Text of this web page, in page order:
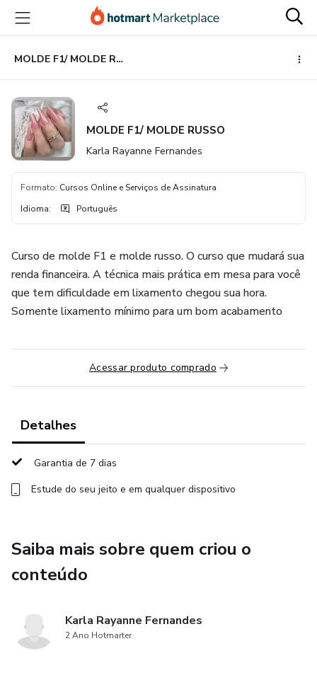
para
conteúdo
principal
para
pagamento
para
rodapé
MOLDE F1/ MOLDE RUSSO
MOLDE F1/ MOLDE RUSSO
Karla Rayanne Fernandes
Formato: Cursos Online e Serviços de Assinatura
Idioma: Português
Curso de molde F1 e molde russo. O curso que mudará sua
renda financeira. A técnica mais prática em mesa para você
que tem dificuldade em lixamento chegou sua hora.
Somente lixamento mínimo para um bom acabamento
Acessar produto comprado
Detalhes
Garantia de 7 dias
Estude do seu jeito e em qualquer dispositivo
Saiba mais sobre quem criou o
conteúdo
Karla Rayanne Fernandes
2 Ano Hotmarter